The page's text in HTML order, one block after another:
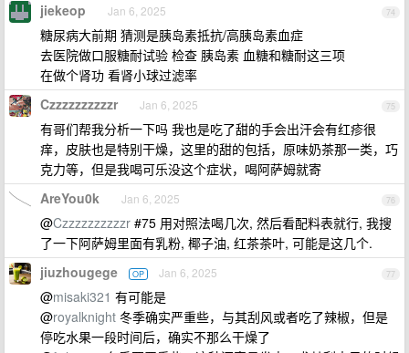
74
jiekeop Jan 6, 2025
糖尿病大前期 猜测是胰岛素抵抗/高胰岛素血症
去医院做口服糖耐试验 检查 胰岛素 血糖和糖耐这三项
在做个肾功 看肾小球过滤率
75
Czzzzzzzzzzr Jan 6, 2025
有哥们帮我分析一下吗 我也是吃了甜的手会出汗会有红疹很
痒，皮肤也是特别干燥，这里的甜的包括，原味奶茶那一类，巧
克力等，但是我喝可乐没这个症状，喝阿萨姆就寄
76
AreYou0k Jan 6, 2025
@Czzzzzzzzzzr #75 用对照法喝几次, 然后看配料表就行, 我搜
了一下阿萨姆里面有乳粉, 椰子油, 红茶茶叶, 可能是这几个.
77
jiuzhougege OP Jan 6, 2025
@misaki321 有可能是
@royalknight 冬季确实严重些，与其刮风或者吃了辣椒，但是
停吃水果一段时间后，确实不那么干燥了